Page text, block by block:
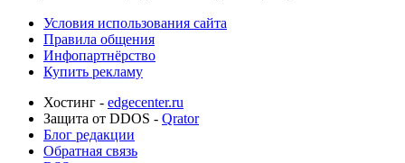
Условия использования сайта
Правила общения
Инфопартнёрство
Купить рекламу
Хостинг - edgecenter.ru
Защита от DDOS - Qrator
Блог редакции
Обратная связь